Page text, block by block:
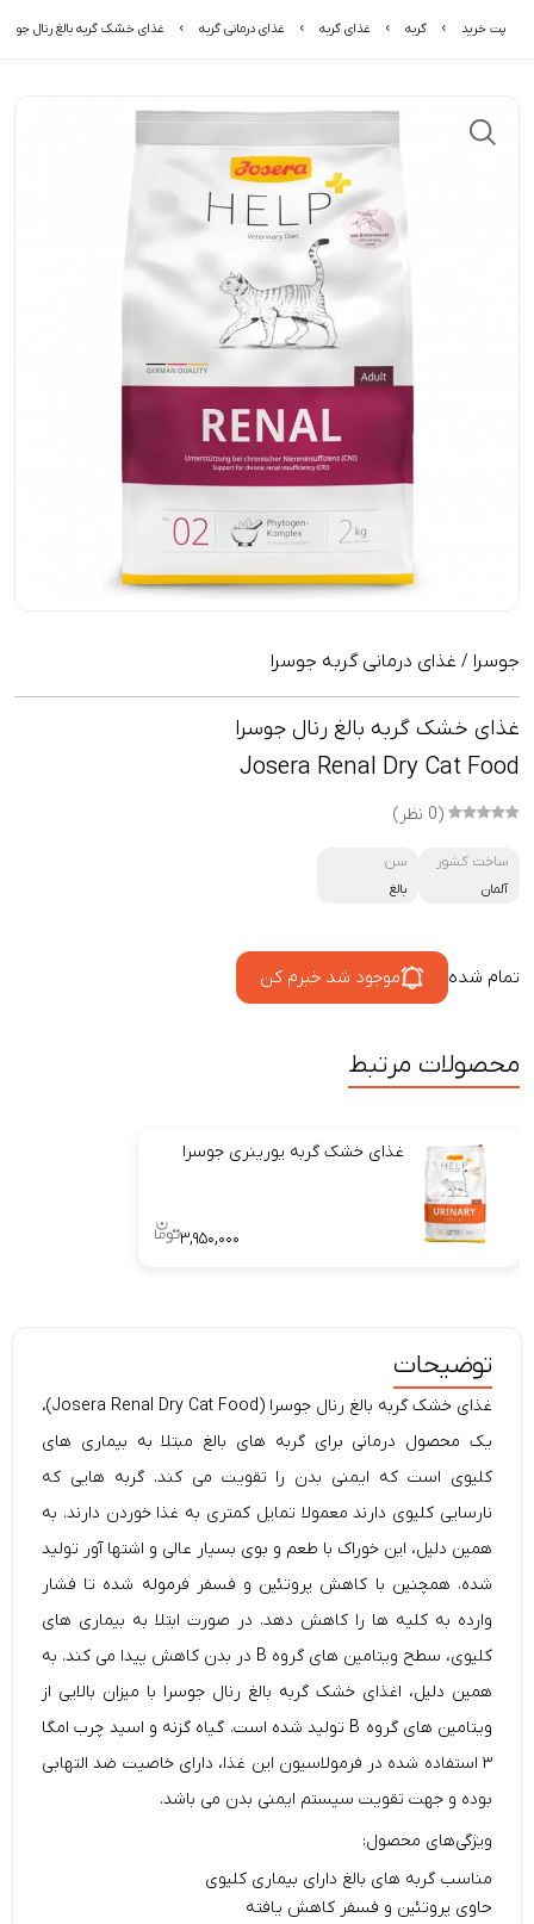
پت خرید گربه غذای گربه غذای درمانی گربه غذای خشک گربه بالغ رنال
جوسرا / غذای درمانی گربه جوسرا
غذای خشک گربه بالغ رنال جوسرا
Josera Renal Dry Cat Food
(0 نظر)
ساخت کشور
آلمان
سن
بالغ
تمام شده موجود شد خبرم کن
محصولات مرتبط
غذای خشک گربه یورینری جوسرا
۳,۹۵۰,۰۰۰
توضیحات
غذای خشک گربه
بالغ رنال جوسرا (Josera Renal Dry Cat Food)،
یک محصول درمانی برای گربه های بالغ مبتلا به بیماری های
کلیوی است که ایمنی بدن را تقویت می کند. گربه هایی که
نارسایی کلیوی دارند معمولا تمایل کمتری به غذا خوردن دارند. به
همین دلیل، این خوراک با طعم و بوی بسیار عالی و اشتها آور تولید
شده. همچنین با کاهش پروتئین و فسفر فرموله شده تا فشار
وارده به کلیه ها را کاهش دهد. در صورت ابتلا به بیماری های
کلیوی، سطح ویتامین های گروه B در بدن کاهش پیدا می کند. به
همین دلیل، اغذای خشک گربه بالغ رنال جوسرا با میزان بالایی از
ویتامین های گروه B تولید شده است. گیاه گزنه و اسید چرب امگا
۳ استفاده شده در فرمولاسیون این غذا، دارای خاصیت ضد التهابی
بوده و جهت تقویت سیستم ایمنی بدن می باشد.
ویژگی‌های محصول:
مناسب گربه های بالغ دارای بیماری کلیوی
حاوی پروتئین و فسفر کاهش یافته